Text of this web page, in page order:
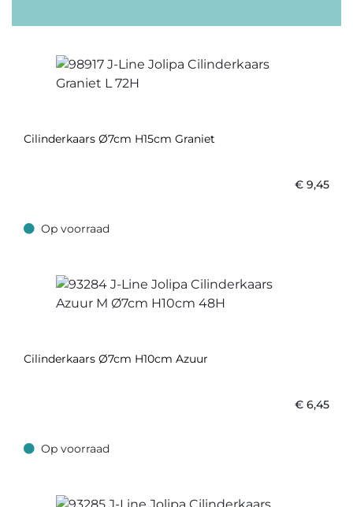
Cilinderkaars Ø7cm H15cm Graniet
€ 9,45
Op voorraad
Op voorraad
Cilinderkaars Ø7cm H10cm Azuur
€ 6,45
Op voorraad
Op voorraad